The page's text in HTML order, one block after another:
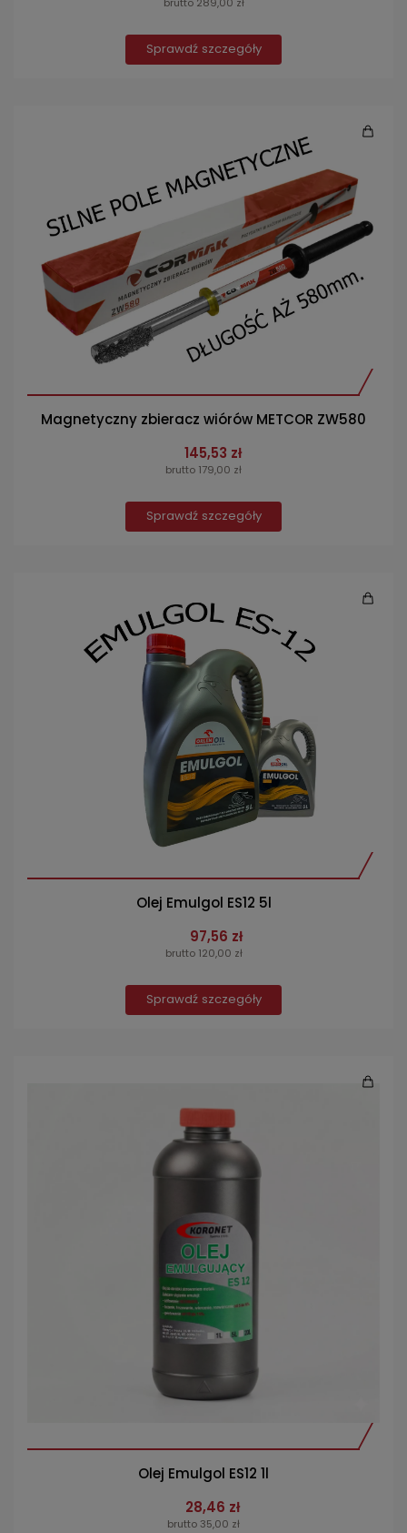
Sprawdź szczegóły
Magnetyczny zbieracz wiórów METCOR ZW580
145,53 zł
brutto 179,00 zł
Sprawdź szczegóły
Olej Emulgol ES12 5l
97,56 zł
brutto 120,00 zł
Sprawdź szczegóły
Olej Emulgol ES12 1l
28,46 zł
brutto 35,00 zł